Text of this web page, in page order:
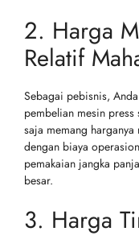
2. Harga
Relatif
Sebagai pebisnis,
pembelian mesin press
saja memang
dengan biaya
pemakaian jangka
besar.
3. Harga